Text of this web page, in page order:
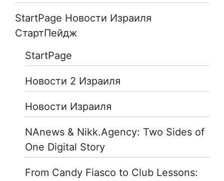
StartPage Новости Израиля
СтартПейдж
StartPage
Новости 2 Израиля
Новости Израиля
NAnews & Nikk.Agency: Two Sides of
One Digital Story
From Candy Fiasco to Club Lessons: